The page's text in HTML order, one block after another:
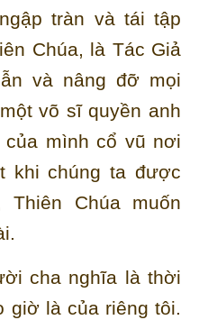
tràn và tái tập
Chúa, là Tác Giả
và nâng đỡ mọi
võ sĩ quyền anh
mình cổ vũ nơi
khi chúng ta được
Chúa muốn
cha nghĩa là thời
giờ là của riêng tôi.